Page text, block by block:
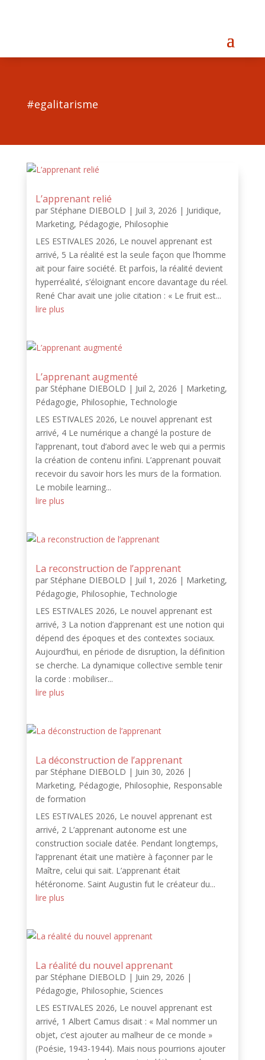
#egalitarisme
L’apprenant relié
par Stéphane DIEBOLD | Juil 3, 2026 | Juridique,
Marketing, Pédagogie, Philosophie
LES ESTIVALES 2026, Le nouvel apprenant est
arrivé, 5 La réalité est la seule façon que l’homme
ait pour faire société. Et parfois, la réalité devient
hyperréalité, s’éloignant encore davantage du réel.
René Char avait une jolie citation : « Le fruit est...
lire plus
L’apprenant augmenté
par Stéphane DIEBOLD | Juil 2, 2026 | Marketing,
Pédagogie, Philosophie, Technologie
LES ESTIVALES 2026, Le nouvel apprenant est
arrivé, 4 Le numérique a changé la posture de
l’apprenant, tout d’abord avec le web qui a permis
la création de contenu infini. L’apprenant pouvait
recevoir du savoir hors les murs de la formation.
Le mobile learning...
lire plus
La reconstruction de l’apprenant
par Stéphane DIEBOLD | Juil 1, 2026 | Marketing,
Pédagogie, Philosophie, Technologie
LES ESTIVALES 2026, Le nouvel apprenant est
arrivé, 3 La notion d’apprenant est une notion qui
dépend des époques et des contextes sociaux.
Aujourd’hui, en période de disruption, la définition
se cherche. La dynamique collective semble tenir
la corde : mobiliser...
lire plus
La déconstruction de l’apprenant
par Stéphane DIEBOLD | Juin 30, 2026 |
Marketing, Pédagogie, Philosophie, Responsable
de formation
LES ESTIVALES 2026, Le nouvel apprenant est
arrivé, 2 L’apprenant autonome est une
construction sociale datée. Pendant longtemps,
l’apprenant était une matière à façonner par le
Maître, celui qui sait. L’apprenant était
hétéronome. Saint Augustin fut le créateur du...
lire plus
La réalité du nouvel apprenant
par Stéphane DIEBOLD | Juin 29, 2026 |
Pédagogie, Philosophie, Sciences
LES ESTIVALES 2026, Le nouvel apprenant est
arrivé, 1 Albert Camus disait : « Mal nommer un
objet, c’est ajouter au malheur de ce monde »
(Poésie, 1943-1944). Mais nous pourrions ajouter